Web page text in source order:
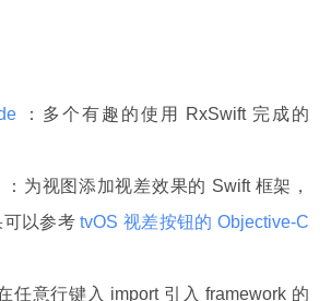
：多个有趣的使用 RxSwift 完成的
：为视图添加视差效果的 Swift 框架，
以参考 tvOS 视差按钮的 Objective-C
任意行键入 import 引入 framework 的